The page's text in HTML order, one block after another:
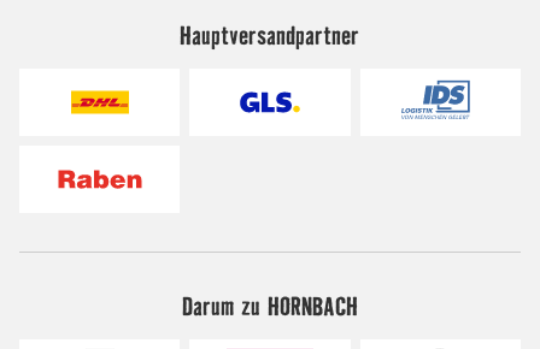
Hauptversandpartner
Darum zu HORNBACH